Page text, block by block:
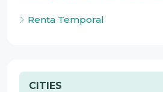
Renta Temporal
CITIES